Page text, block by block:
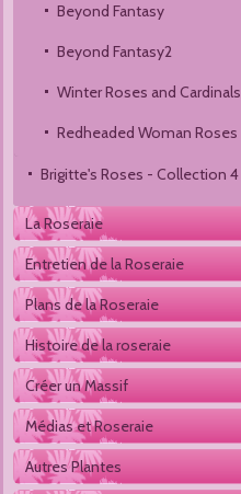
Beyond Fantasy
Beyond Fantasy2
Winter Roses and Cardinals
Redheaded Woman Roses
Brigitte's Roses - Collection 4
La Roseraie
Entretien de la Roseraie
Plans de la Roseraie
Histoire de la roseraie
Créer un Massif
Médias et Roseraie
Autres Plantes